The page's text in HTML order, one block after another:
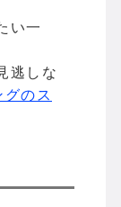
い一
逃しな
のス